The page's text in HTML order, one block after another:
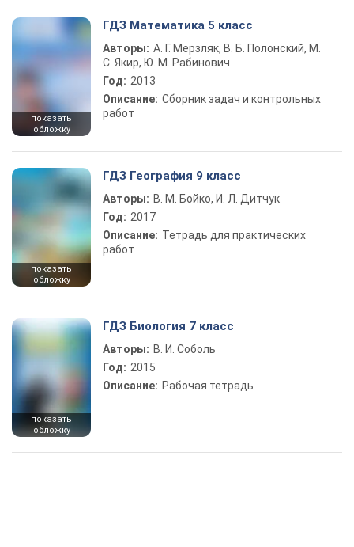
показать
обложку
ГДЗ Математика 5 класс
Авторы: А. Г. Мерзляк, В. Б. Полонский, М.
С. Якир, Ю. М. Рабинович
Год: 2013
Описание: Сборник задач и контрольных
работ
показать
обложку
ГДЗ География 9 класс
Авторы: В. М. Бойко, И. Л. Дитчук
Год: 2017
Описание: Тетрадь для практических
работ
показать
обложку
ГДЗ Биология 7 класс
Авторы: В. И. Соболь
Год: 2015
Описание: Рабочая тетрадь